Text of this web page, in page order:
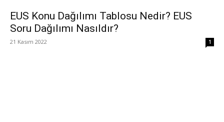
EUS Konu Dağılımı Tablosu Nedir? EUS
Soru Dağılımı Nasıldır?
21 Kasım 2022 1